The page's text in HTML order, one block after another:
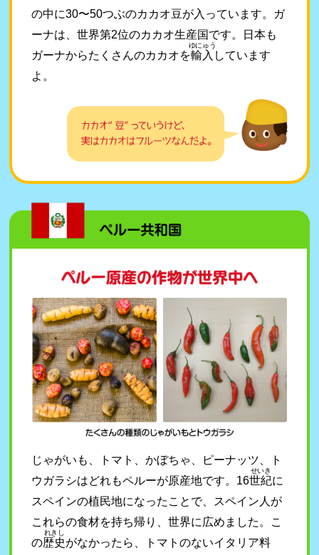
の中に30〜50つぶのカカオ豆が入っています。ガ
ーナは、世界第2位のカカオ生産国です。日本も
ガーナからたくさんのカカオを輸入
ゆにゅう
しています
よ。
じゃがいも、トマト、かぼちゃ、ピーナッツ、ト
ウガラシはどれもペルーが原産地です。16世紀
せいき
に
スペインの植民地になったことで、スペイン人が
これらの食材を持ち帰り、世界に広めました。こ
の歴史
れきし
がなかったら、トマトのないイタリア料